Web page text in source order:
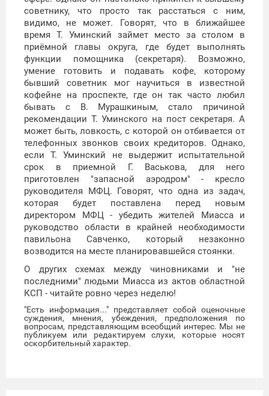
советнику, что просто так расстаться с ним,
видимо, не может. Говорят, что в ближайшее
время Т. Уминский займет место за столом в
приёмной главы округа, где будет выполнять
функции помощника (секретаря). Возможно,
умение готовить и подавать кофе, которому
бывший советник мог научиться в известной
кофейне на проспекте, где он так часто любил
бывать с В. Мурашкиным, стало причиной
рекомендации Т. Уминского на пост секретаря. А
может быть, ловкость, с которой он отбивается от
телефонных звонков своих кредиторов. Однако,
если Т. Уминский не выдержит испытательной
срок в приемной Г. Васькова, для него
приготовлен "запасной аэродром" - кресло
руководителя МФЦ. Говорят, что одна из задач,
которая будет поставлена перед новым
директором МФЦ - убедить жителей Миасса и
руководство области в крайней необходимости
павильона Савченко, который незаконно
возводится на месте планировавшейся стоянки.
О других схемах между чиновниками и "не
последними" людьми Миасса из актов областной
КСП - читайте ровно через неделю!
"Есть информация..." представляет собой оценочные
суждения, мнения, убеждения, предположения по
вопросам, представляющим всеобщий интерес. Мы не
публикуем или редактируем слухи, которые носят
оскорбительный характер.